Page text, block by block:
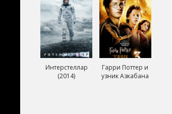
Интерстеллар
(2014)
Гарри Поттер и
узник Азкабана